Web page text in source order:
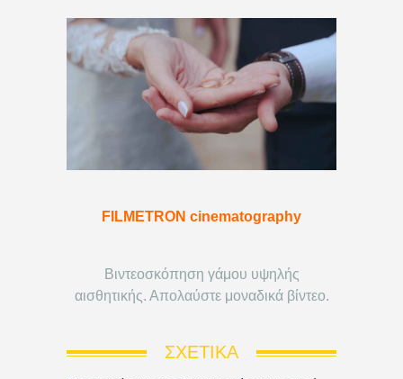
FILMETRON cinematography
Βιντεοσκόπηση γάμου υψηλής
αισθητικής. Απολαύστε μοναδικά βίντεο.
ΣΧΕΤΙΚΆ